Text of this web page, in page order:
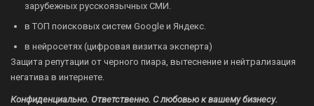
зарубежных русскоязычных СМИ.
в ТОП поисковых систем Google и Яндекс.
в нейросетях (цифровая визитка эксперта)
Защита репутации от черного пиара, вытеснение и нейтрализация
негатива в интернете.
Конфиденциально. Ответственно. С любовью к вашему бизнесу.